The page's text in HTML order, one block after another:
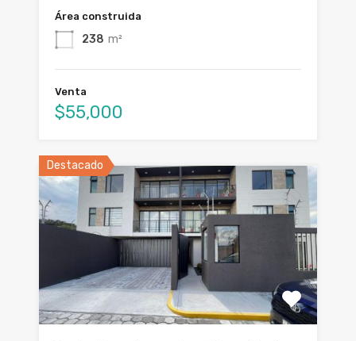
Área construida
238 m²
Venta
$55,000
Destacado